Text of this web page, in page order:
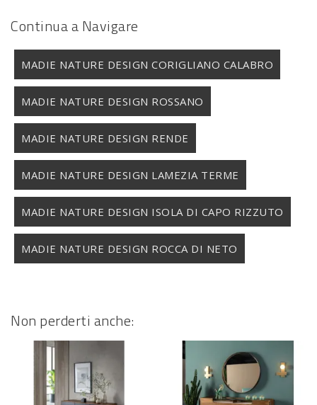
Continua a Navigare
MADIE NATURE DESIGN CORIGLIANO CALABRO
MADIE NATURE DESIGN ROSSANO
MADIE NATURE DESIGN RENDE
MADIE NATURE DESIGN LAMEZIA TERME
MADIE NATURE DESIGN ISOLA DI CAPO RIZZUTO
MADIE NATURE DESIGN ROCCA DI NETO
Non perderti anche: